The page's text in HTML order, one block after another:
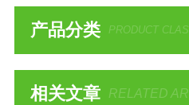
产品分类 PRODUCT
相关文章 RELATED